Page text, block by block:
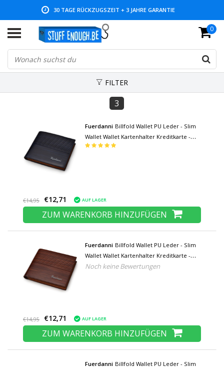
30 TAGE RÜCKZUGSZEIT + 3 JAHRE GARANTIE
NIEDRIGE PREISE UND GROSSE AUSWAHL 0
FILTER
3
Fuerdanni Billfold Wallet PU Leder - Slim
Wallet Wallet Kartenhalter Kreditkarte -
Schwarz
€14,95 €12,71 AUF LAGER
ZUM WARENKORB HINZUFÜGEN
Fuerdanni Billfold Wallet PU Leder - Slim
Wallet Wallet Kartenhalter Kreditkarte -
Hellbraun
Noch keine Bewertungen
€14,95 €12,71 AUF LAGER
ZUM WARENKORB HINZUFÜGEN
Fuerdanni Billfold Wallet PU Leder - Slim